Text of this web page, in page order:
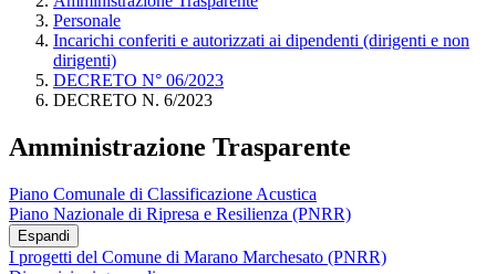
Personale
Incarichi conferiti e autorizzati ai dipendenti (dirigenti e non
dirigenti)
DECRETO N° 06/2023
DECRETO N. 6/2023
Amministrazione Trasparente
Piano Comunale di Classificazione Acustica
Piano Nazionale di Ripresa e Resilienza (PNRR)
Espandi
I progetti del Comune di Marano Marchesato (PNRR)